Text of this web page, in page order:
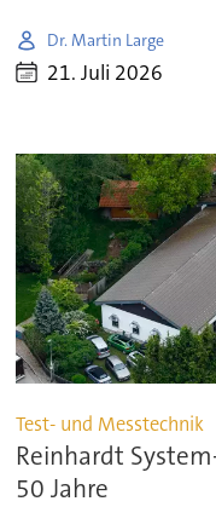
Dr. Martin Large
21. Juli 2026
Test- und Messtechnik
Reinhardt
50 Jahre